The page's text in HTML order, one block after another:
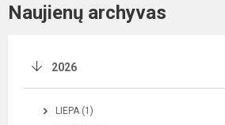
Naujienų archyvas
2026
LIEPA (1)